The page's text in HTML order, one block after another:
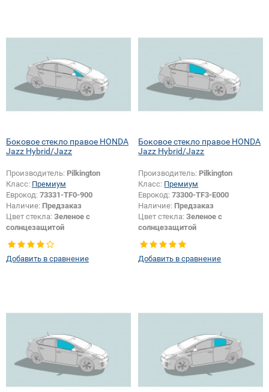
Боковое стекло правое HONDA
Jazz Hybrid/Jazz
Производитель: Pilkington
Класс: Премиум
Еврокод: 73331-TF0-900
Наличие: Предзаказ
Цвет стекла: Зеленое с
солнцезащитой
Тип кузова: Хетчбек
Тип стекла:Боковое стекло
правое
Добавить в сравнение
Боковое стекло правое HONDA
Jazz Hybrid/Jazz
Производитель: Pilkington
Класс: Премиум
Еврокод:73300-TF3-E000
Наличие: Предзаказ
Цвет стекла:Зеленое с
солнцезащитой
Тип кузова:Хетчбек
Тип стекла:Боковое стекло
правое
Добавить в сравнение